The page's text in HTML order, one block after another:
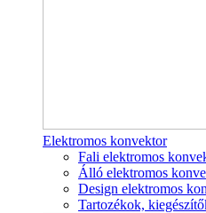
Elektromos konvektor
Fali elektromos
Álló elektromos
Design elektromos
Tartozékok,